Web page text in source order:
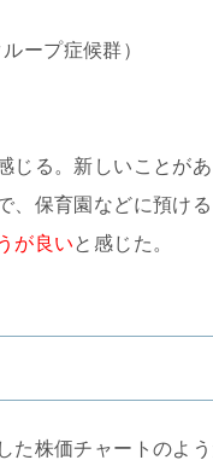
ープ症候群）
る。新しいことが
、保育園などに預け
が良いと感じた。
た株価チャートのよ